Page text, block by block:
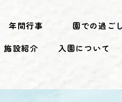
年間行事 園での過ご
施設紹介
入園について